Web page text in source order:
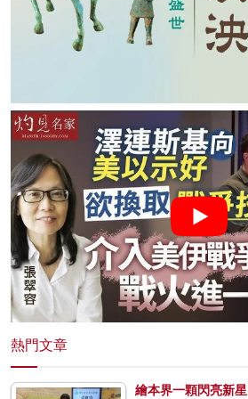
熱門文章
繪本界一顆閃亮新星